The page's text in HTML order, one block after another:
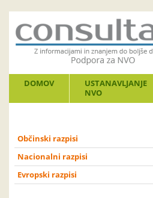
DOMOV
USTANAVLJANJE
NVO
Občinski razpisi
Nacionalni razpisi
Evropski razpisi